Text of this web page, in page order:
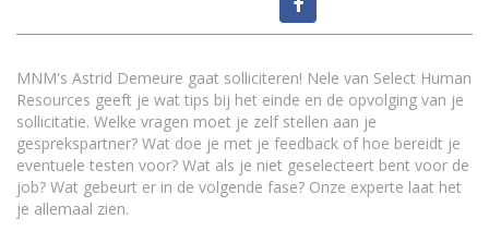
MNM's Astrid Demeure gaat solliciteren! Nele van Select Human
Resources geeft je wat tips bij het einde en de opvolging van je
sollicitatie. Welke vragen moet je zelf stellen aan je
gesprekspartner? Wat doe je met je feedback of hoe bereidt je
eventuele testen voor? Wat als je niet geselecteert bent voor de
job? Wat gebeurt er in de volgende fase? Onze experte laat het
je allemaal zien.